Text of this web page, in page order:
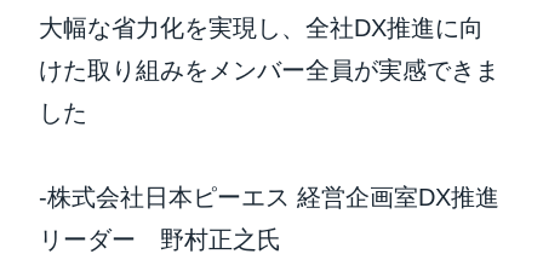
大幅な省力化を実現し、全社DX推進に向
けた取り組みをメンバー全員が実感できま
した
-株式会社日本ピーエス 経営企画室DX推進
リーダー 野村正之氏